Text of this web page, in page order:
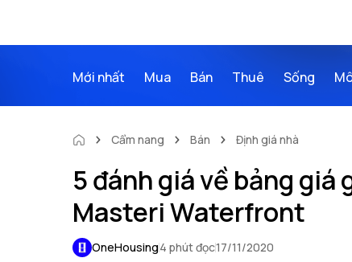
Mới nhất Mua Bán Thuê Sống
Cẩm nang Bán Định giá nhà
5 đánh giá về bảng
Masteri Waterfront
OneHousing4 phút đọc17/11/2020